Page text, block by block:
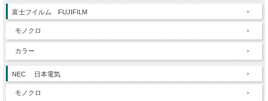
富士フイルム FUJIFILM
モノクロ
カラー
NEC 日本電気
モノクロ